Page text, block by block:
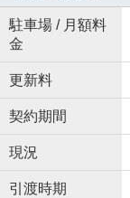
駐車場 / 月額料
金
更新料
契約期間
現況
引渡時期